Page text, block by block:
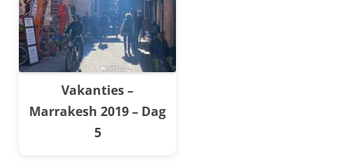
Vakanties –
Marrakesh 2019 – Dag
5